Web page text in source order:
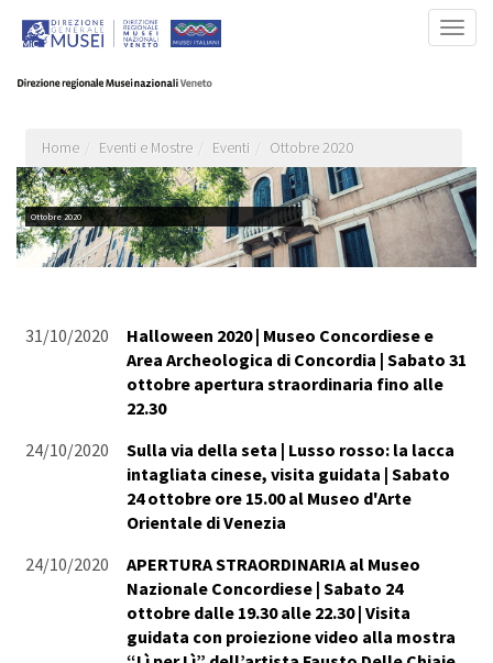
principale
Home Eventi e Mostre Eventi Ottobre 2020
Ottobre 2020
31/10/2020
Halloween 2020 | Museo Concordiese e
Area Archeologica di Concordia | Sabato 31
ottobre apertura straordinaria fino alle
22.30
24/10/2020
Sulla via della seta | Lusso rosso: la lacca
intagliata cinese, visita guidata | Sabato
24 ottobre ore 15.00 al Museo d'Arte
Orientale di Venezia
24/10/2020
APERTURA STRAORDINARIA al Museo
Nazionale Concordiese | Sabato 24
ottobre dalle 19.30 alle 22.30 | Visita
guidata con proiezione video alla mostra